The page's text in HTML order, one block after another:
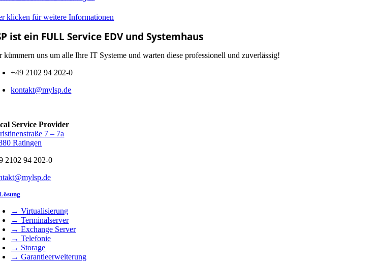
klicken für weitere Informationen
ist ein FULL Service EDV und Systemhaus
kümmern uns um alle Ihre IT Systeme und warten diese professionell und zuverlässig!
+49 2102 94 202-0
kontakt@mylsp.de
Service Provider
7 – 7a
Ratingen
2102 94 202-0
→ Virtualisierung
→ Terminalserver
→ Exchange Server
→ Telefonie
→ Storage
→ Garantieerweiterung